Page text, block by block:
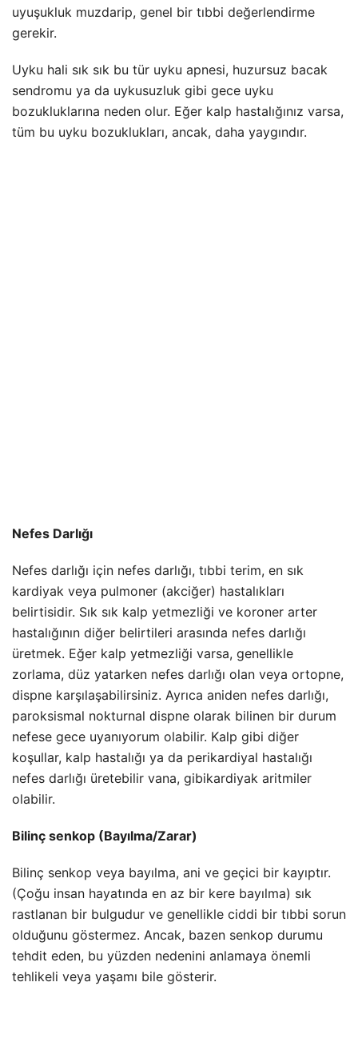
uyuşukluk muzdarip, genel bir tıbbi değerlendirme
gerekir.
Uyku hali sık sık bu tür uyku apnesi, huzursuz bacak
sendromu ya da uykusuzluk gibi gece uyku
bozukluklarına neden olur. Eğer kalp hastalığınız varsa,
tüm bu uyku bozuklukları, ancak, daha yaygındır.
Nefes Darlığı
Nefes darlığı için nefes darlığı, tıbbi terim, en sık
kardiyak veya pulmoner (akciğer) hastalıkları
belirtisidir. Sık sık kalp yetmezliği ve koroner arter
hastalığının diğer belirtileri arasında nefes darlığı
üretmek. Eğer kalp yetmezliği varsa, genellikle
zorlama, düz yatarken nefes darlığı olan veya ortopne,
dispne karşılaşabilirsiniz. Ayrıca aniden nefes darlığı,
paroksismal nokturnal dispne olarak bilinen bir durum
nefese gece uyanıyorum olabilir. Kalp gibi diğer
koşullar, kalp hastalığı ya da perikardiyal hastalığı
nefes darlığı üretebilir vana, gibikardiyak aritmiler
olabilir.
Bilinç senkop (Bayılma/Zarar)
Bilinç senkop veya bayılma, ani ve geçici bir kayıptır.
(Çoğu insan hayatında en az bir kere bayılma) sık
rastlanan bir bulgudur ve genellikle ciddi bir tıbbi sorun
olduğunu göstermez. Ancak, bazen senkop durumu
tehdit eden, bu yüzden nedenini anlamaya önemli
tehlikeli veya yaşamı bile gösterir.